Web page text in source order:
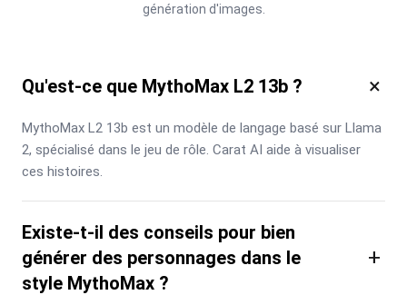
génération d'images.
Qu'est-ce que MythoMax L2 13b ? ×
MythoMax L2 13b est un modèle de langage basé sur Llama
2, spécialisé dans le jeu de rôle. Carat AI aide à visualiser
ces histoires.
Existe-t-il des conseils pour bien
générer des personnages dans le
style MythoMax ?
+